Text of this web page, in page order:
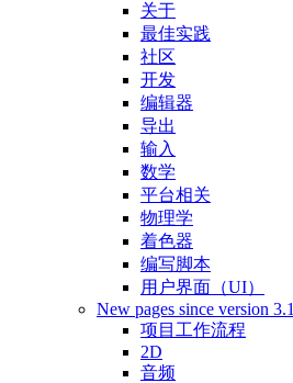
关于
最佳实践
社区
开发
编辑器
导出
输入
数学
平台相关
物理学
着色器
编写脚本
用户界面（UI）
New pages since version 3.1
项目工作流程
2D
音频